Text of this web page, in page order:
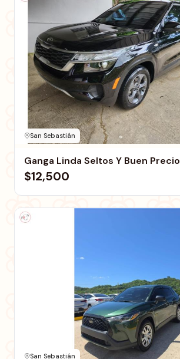
San Sebastián
Ganga Linda Seltos Y Buen Precio
$12,500
San Sebastián